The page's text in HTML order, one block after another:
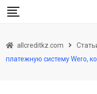
Skip
allcreditkz.com
платежную систему Wero,